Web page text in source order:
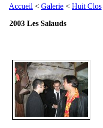
Accueil < Galerie < Huit Clos
2003 Les Salauds